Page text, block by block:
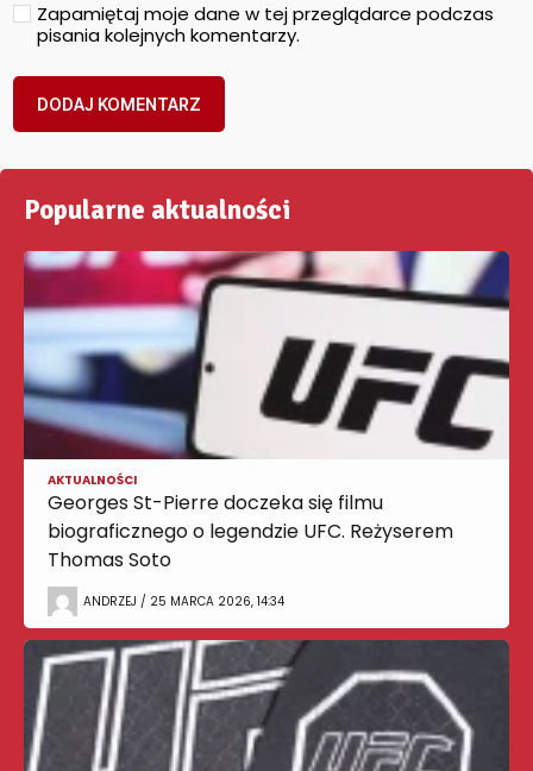
Zapamiętaj moje dane w tej przeglądarce podczas
pisania kolejnych komentarzy.
Popularne aktualności
AKTUALNOŚCI
Georges St-Pierre doczeka się filmu
biograficznego o legendzie UFC. Reżyserem
Thomas Soto
ANDRZEJ / 25 MARCA 2026, 14:34